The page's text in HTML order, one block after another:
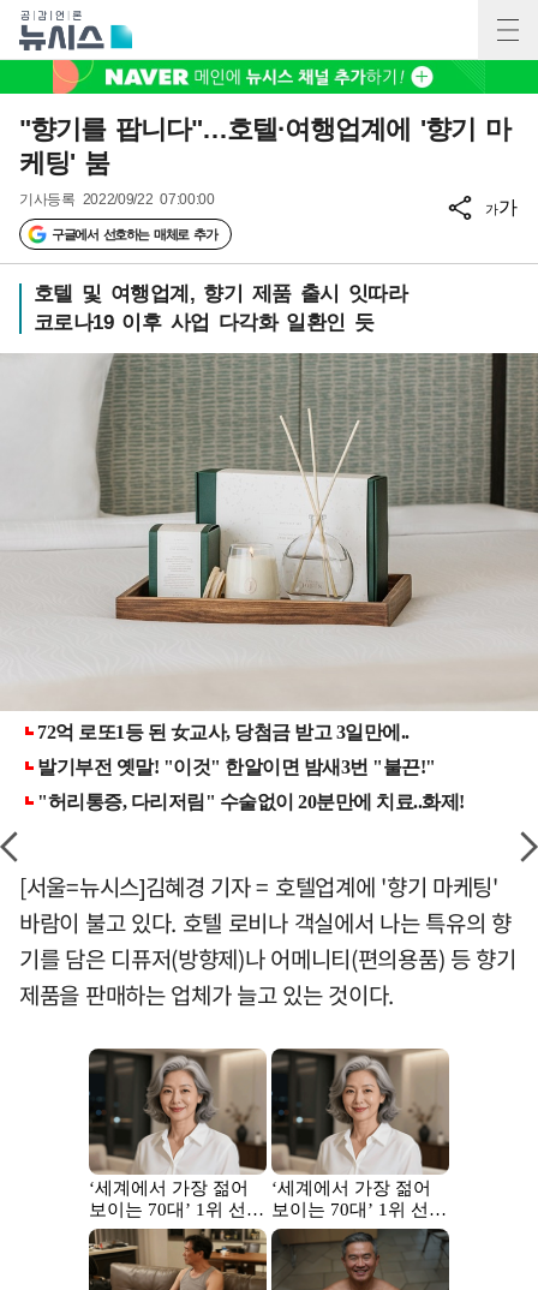
"향기를 팝니다"…호텔·여행업계에 '향기 마
케팅' 붐
기사등록 2022/09/22 07:00:00
구글에서 선호하는 매체로 추가
가가
호텔 및 여행업계, 향기 제품 출시 잇따라
코로나19 이후 사업 다각화 일환인 듯
[서울=뉴시스]김혜경 기자 = 호텔업계에 '향기 마케팅'
바람이 불고 있다. 호텔 로비나 객실에서 나는 특유의 향
기를 담은 디퓨저(방향제)나 어메니티(편의용품) 등 향기
제품을 판매하는 업체가 늘고 있는 것이다.